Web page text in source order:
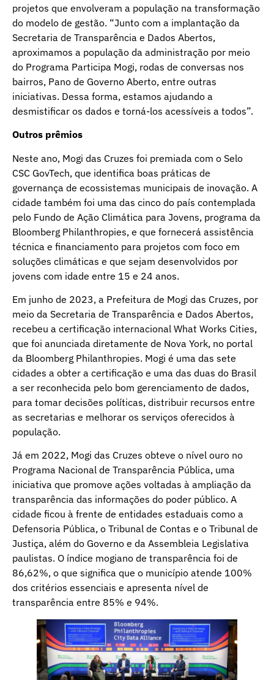
projetos que envolveram a população na transformação
do modelo de gestão. “Junto com a implantação da
Secretaria de Transparência e Dados Abertos,
aproximamos a população da administração por meio
do Programa Participa Mogi, rodas de conversas nos
bairros, Pano de Governo Aberto, entre outras
iniciativas. Dessa forma, estamos ajudando a
desmistificar os dados e torná-los acessíveis a todos”.
Outros prêmios
Neste ano, Mogi das Cruzes foi premiada com o Selo
CSC GovTech, que identifica boas práticas de
governança de ecossistemas municipais de inovação. A
cidade também foi uma das cinco do país contemplada
pelo Fundo de Ação Climática para Jovens, programa da
Bloomberg Philanthropies, e que fornecerá assistência
técnica e financiamento para projetos com foco em
soluções climáticas e que sejam desenvolvidos por
jovens com idade entre 15 e 24 anos.
Em junho de 2023, a Prefeitura de Mogi das Cruzes, por
meio da Secretaria de Transparência e Dados Abertos,
recebeu a certificação internacional What Works Cities,
que foi anunciada diretamente de Nova York, no portal
da Bloomberg Philanthropies. Mogi é uma das sete
cidades a obter a certificação e uma das duas do Brasil
a ser reconhecida pelo bom gerenciamento de dados,
para tomar decisões políticas, distribuir recursos entre
as secretarias e melhorar os serviços oferecidos à
população.
Já em 2022, Mogi das Cruzes obteve o nível ouro no
Programa Nacional de Transparência Pública, uma
iniciativa que promove ações voltadas à ampliação da
transparência das informações do poder público. A
cidade ficou à frente de entidades estaduais como a
Defensoria Pública, o Tribunal de Contas e o Tribunal de
Justiça, além do Governo e da Assembleia Legislativa
paulistas. O índice mogiano de transparência foi de
86,62%, o que significa que o município atende 100%
dos critérios essenciais e apresenta nível de
transparência entre 85% e 94%.